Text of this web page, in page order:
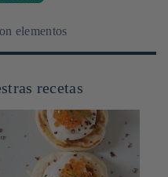
elementos
recetas